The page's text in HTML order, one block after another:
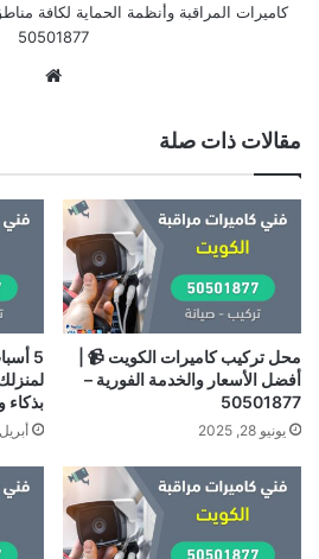
كاميرات المراقبة وأنظمة الحماية لكافة
50501877
مقالات ذات صلة
محل تركيب كاميرات الكويت 📹 |
أفضل الأسعار والخدمة الفورية –
50501877
يونيو 28, 2025
5
بذكاء
أبريل 18, 2025